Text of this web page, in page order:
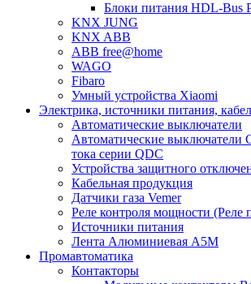
Блоки питания HDL-Bus
KNX JUNG
KNX ABB
ABB free@home
WAGO
Fibaro
Умный устройства Xiaomi
Электрика, источники питания,
Автоматические выключатели
Автоматические выключатели
тока серии QDC
Устройства защитного
Кабельная продукция
Датчики газа Vemer
Реле контроля мощности (Реле
Источники питания
Лента Алюминиевая А5М
Промавтоматика
Контакторы